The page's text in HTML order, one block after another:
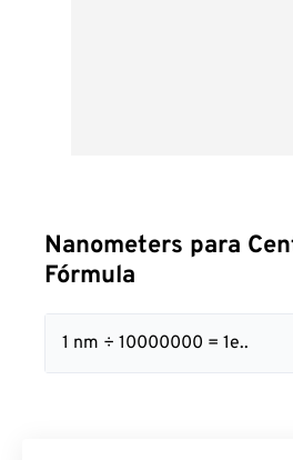
Nanometers para
Fórmula
1 nm ÷ 10000000 = 1e..